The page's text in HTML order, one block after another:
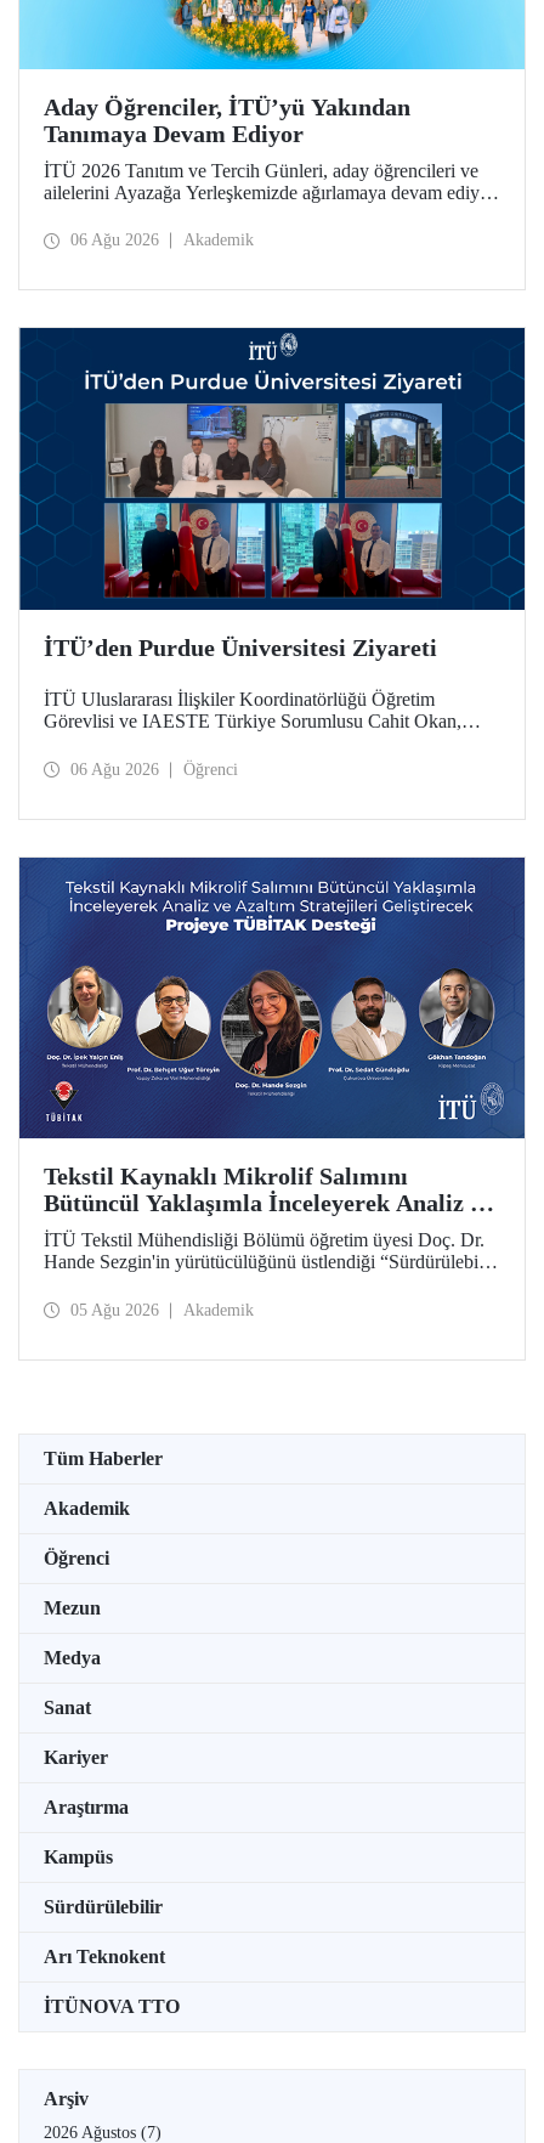
Aday Öğrenciler, İTÜ’yü Yakından
Tanımaya Devam Ediyor
İTÜ 2026 Tanıtım ve Tercih Günleri, aday öğrencileri ve
ailelerini Ayazağa Yerleşkemizde ağırlamaya devam ediyor.
ilgili fakülte ve birimler adaylara bilgi vermeye devam
06 Ağu 2026 Akademik
İTÜ’den Purdue Üniversitesi Ziyareti
İTÜ Uluslararası İlişkiler Koordinatörlüğü Öğretim
Görevlisi ve IAESTE Türkiye Sorumlusu Cahit Okan,
Temmuz tarihlerinde ABD’de dünyanın önde gelen
06 Ağu 2026 Öğrenci
Tekstil Kaynaklı Mikrolif Salımını
Bütüncül Yaklaşımla İnceleyerek Analiz ve
Azaltım Stratejileri Geliştirecek Projeye
TÜBİTAK Desteği
İTÜ Tekstil Mühendisliği Bölümü öğretim üyesi Doç. Dr.
Hande Sezgin'in yürütücülüğünü üstlendiği “Sürdürülebilir
Koşullarına Bağlı Mikrolif Salımı: Aşınma, UV Maruziyeti
05 Ağu 2026 Akademik
Tüm Haberler
Akademik
Öğrenci
Mezun
Medya
Sanat
Kariyer
Araştırma
Kampüs
Sürdürülebilir
Arı Teknokent
İTÜNOVA TTO
Arşiv
2026 Ağustos (7)